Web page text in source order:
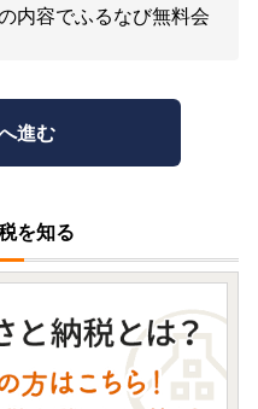
内容でふるなび無料会
を知る